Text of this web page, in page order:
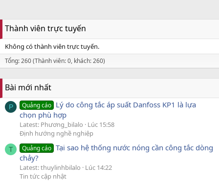
Thành viên trực tuyến
Không có thành viên trực tuyến.
Tổng: 260 (Thành viên: 0, khách: 260)
Bài mới nhất
P Quảng cáo Lý do công tắc áp suất Danfoss KP1 là lựa
chọn phù hợp
Latest: Phương_bilalo
Lúc 15:58
Định hướng nghề nghiệp
T Quảng cáo Tại sao hệ thống nước nóng cần công tắc dòng
chảy?
Latest: thuylinhbilalo
Lúc 14:22
Tin tức cập nhật